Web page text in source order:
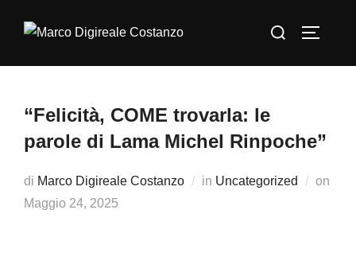
Cerca
“Felicità, COME trovarla: le
parole di Lama Michel Rinpoche”
di Marco Digireale Costanzo in Uncategorized
on
Pubblicato
Maggio 24, 2025